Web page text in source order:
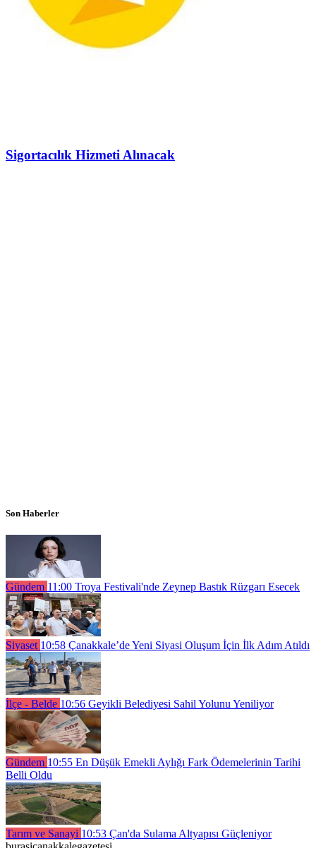
Sigortacılık Hizmeti Alınacak
Son Haberler
Gündem 11:00 Troya Festivali'nde Zeynep Bastık Rüzgarı Esecek
Siyaset 10:58 Çanakkale’de Yeni Siyasi Oluşum İçin İlk Adım Atıldı
İlçe - Belde 10:56 Geyikli Belediyesi Sahil Yolunu Yeniliyor
Gündem 10:55 En Düşük Emekli Aylığı Fark Ödemelerinin Tarihi
Belli Oldu
Tarım ve Sanayi 10:53 Çan'da Sulama Altyapısı Güçleniyor